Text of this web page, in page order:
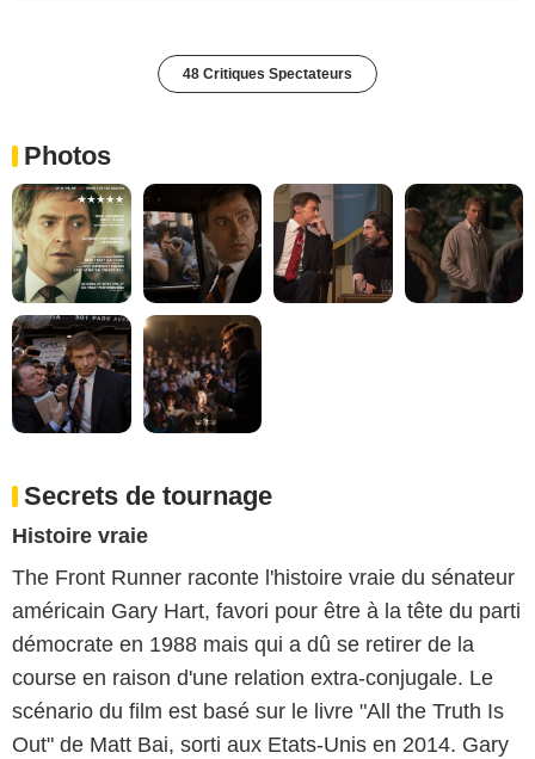
48 Critiques Spectateurs
Photos
Secrets de tournage
Histoire vraie
The Front Runner raconte l'histoire vraie du sénateur
américain Gary Hart, favori pour être à la tête du parti
démocrate en 1988 mais qui a dû se retirer de la
course en raison d'une relation extra-conjugale. Le
scénario du film est basé sur le livre "All the Truth Is
Out" de Matt Bai, sorti aux Etats-Unis en 2014. Gary